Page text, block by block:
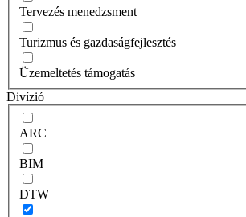
Tervezés menedzsment
Turizmus és gazdaságfejlesztés
Üzemeltetés támogatás
Divízió
ARC
BIM
DTW